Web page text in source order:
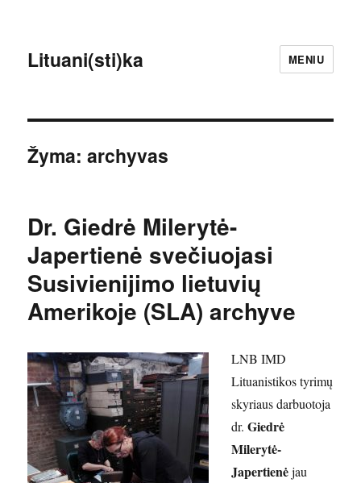
Lituani(sti)ka MENIU
Žyma:archyvas
Dr. Giedrė Milerytė-
Japertienė svečiuojasi
Susivienijimo lietuvių
Amerikoje (SLA) archyve
LNB IMD
Lituanistikos tyrimų
skyriaus darbuotoja
dr.Giedrė
Milerytė-
Japertienėjau